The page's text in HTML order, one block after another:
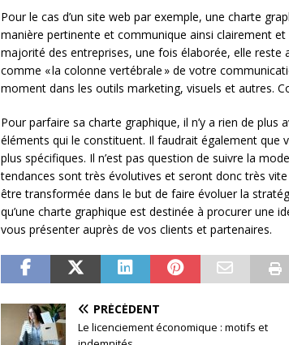
Pour le cas d’un site web par exemple, une charte
manière pertinente et communique ainsi clairement
majorité des entreprises, une fois élaborée, elle reste
comme « la colonne vertébrale » de votre
moment dans les outils marketing, visuels et autres.
Pour parfaire sa charte graphique, il n’y a rien de
éléments qui le constituent. Il faudrait également que
plus spécifiques. Il n’est pas question de suivre la
tendances sont très évolutives et seront donc très
être transformée dans le but de faire évoluer la
qu’une charte graphique est destinée à procurer une
vous présenter auprès de vos clients et partenaires.
PRÉCÉDENT
Le licenciement économique : motifs et